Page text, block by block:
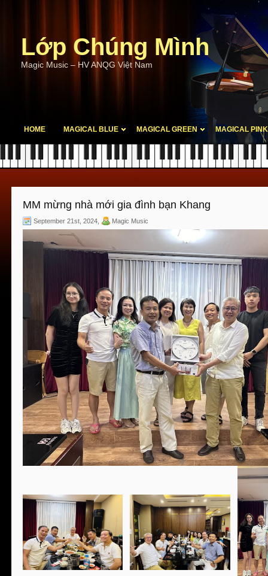
Lớp Chúng Mình
Magic Music – HV ANQG Việt Nam
HOME MAGICAL BLUE MAGICAL GREEN MAGICAL PINK
MM mừng nhà mới gia đình bạn Khang
September 21st, 2024 Magic Music